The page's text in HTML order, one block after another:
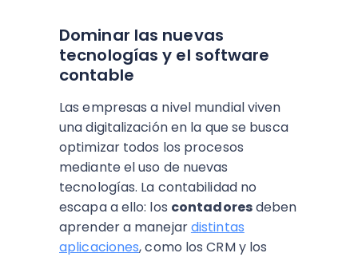
Dominar las nuevas
tecnologías y el software
contable
Las empresas a nivel mundial viven
una digitalización en la que se busca
optimizar todos los procesos
mediante el uso de nuevas
tecnologías. La contabilidad no
escapa a ello: los contadoresdeben
aprender a manejardistintas
aplicaciones, como los CRM y los